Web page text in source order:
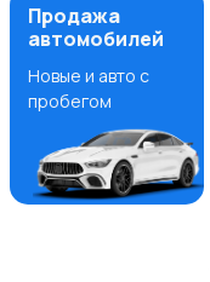
Продажа
автомобилей
Новые и авто с
пробегом